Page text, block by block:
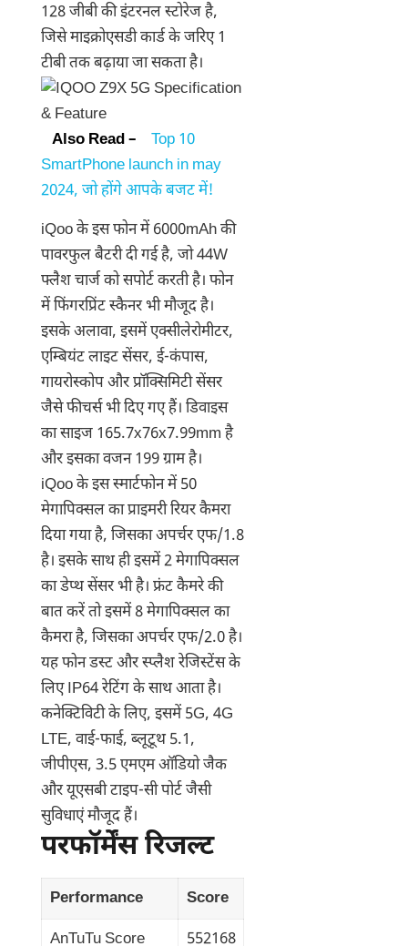
128 जीबी की इंटरनल स्टोरेज है,
जिसे माइक्रोएसडी कार्ड के जरिए 1
टीबी तक बढ़ाया जा सकता है।
Also Read –
Top 10
SmartPhone launch in may
2024, जो होंगे आपके बजट में!
iQoo के इस फोन में 6000mAh की
पावरफुल बैटरी दी गई है, जो 44W
फ्लैश चार्ज को सपोर्ट करती है। फोन
में फिंगरप्रिंट स्कैनर भी मौजूद है।
इसके अलावा, इसमें एक्सीलेरोमीटर,
एम्बियंट लाइट सेंसर, ई-कंपास,
गायरोस्कोप और प्रॉक्सिमिटी सेंसर
जैसे फीचर्स भी दिए गए हैं। डिवाइस
का साइज 165.7x76x7.99mm है
और इसका वजन 199 ग्राम है।
iQoo के इस स्मार्टफोन में 50
मेगापिक्सल का प्राइमरी रियर कैमरा
दिया गया है, जिसका अपर्चर एफ/1.8
है। इसके साथ ही इसमें 2 मेगापिक्सल
का डेप्थ सेंसर भी है। फ्रंट कैमरे की
बात करें तो इसमें 8 मेगापिक्सल का
कैमरा है, जिसका अपर्चर एफ/2.0 है।
यह फोन डस्ट और स्प्लैश रेजिस्टेंस के
लिए IP64 रेटिंग के साथ आता है।
कनेक्टिविटी के लिए, इसमें 5G, 4G
LTE, वाई-फाई, ब्लूटूथ 5.1,
जीपीएस, 3.5 एमएम ऑडियो जैक
और यूएसबी टाइप-सी पोर्ट जैसी
सुविधाएं मौजूद हैं।
परफॉर्मेंस रिजल्ट
Performance Score
AnTuTu Score 552168